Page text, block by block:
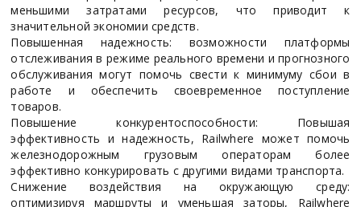
меньшими затратами ресурсов, что приводит к
значительной экономии средств.
Повышенная надежность: возможности платформы
отслеживания в режиме реального времени и прогнозного
обслуживания могут помочь свести к минимуму сбои в
работе и обеспечить своевременное поступление
товаров.
Повышение конкурентоспособности: Повышая
эффективность и надежность, Railwhere может помочь
железнодорожным грузовым операторам более
эффективно конкурировать с другими видами транспорта.
Снижение воздействия на окружающую среду:
оптимизируя маршруты и уменьшая заторы, Railwhere